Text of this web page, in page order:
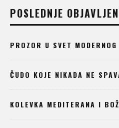
POSLEDNJE
PROZOR U SVET
ČUDO KOJE NIKADA NE
KOLEVKA MEDITERANA I